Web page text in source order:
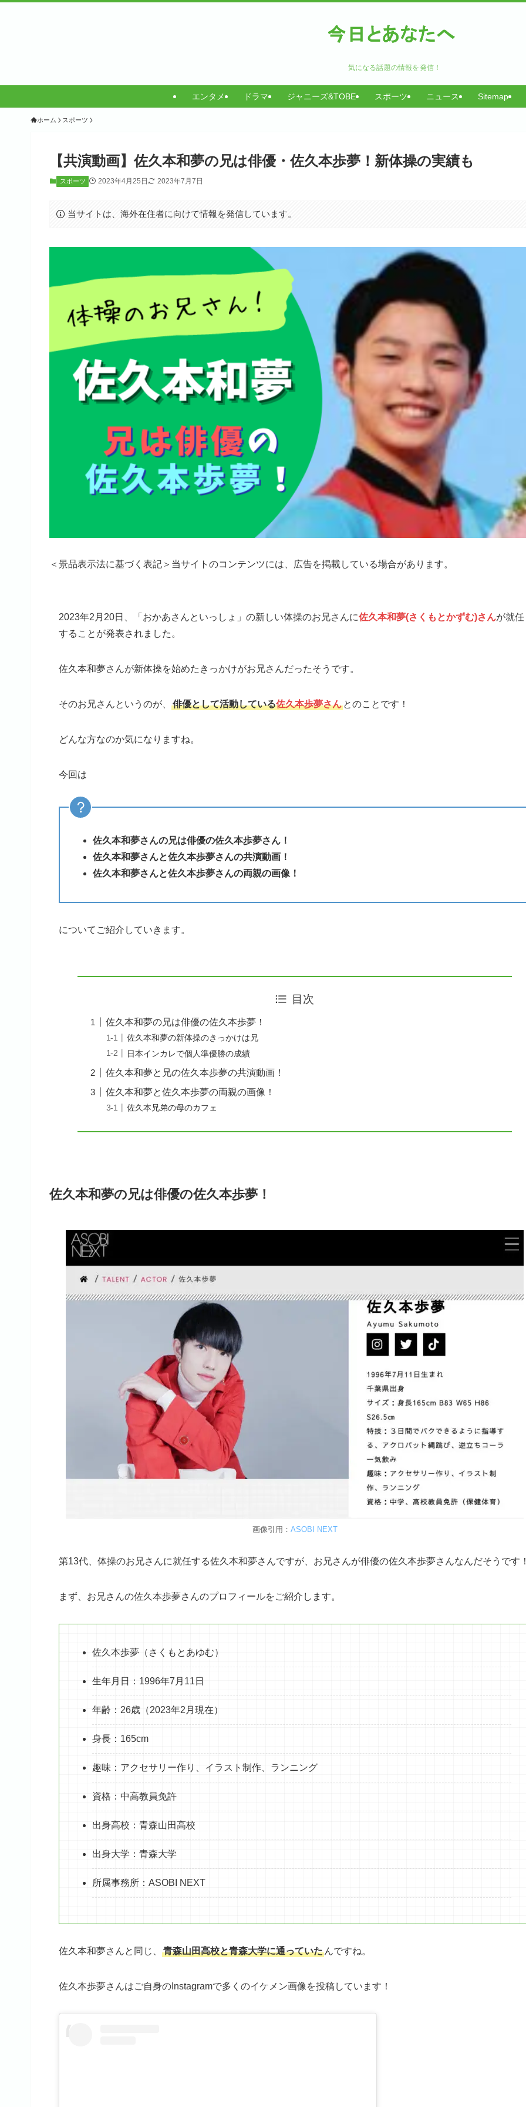
気になる話題の情報を発信！
エンタメ ドラマ ジャニーズ&TOBE スポーツ ニュース Sitemap
ホーム スポーツ
【共演動画】佐久本和夢の兄は俳優・佐久本歩夢！新体操の実績も
スポーツ 2023年4月25日 2023年7月7日
当サイトは、海外在住者に向けて情報を発信しています。
＜景品表示法に基づく表記＞当サイトのコンテンツには、広告を掲載している場合があります。
2023年2月20日、「おかあさんといっしょ」の新しい体操のお兄さんに佐久本和夢(さくもとかずむ)さんが就任
することが発表されました。
佐久本和夢さんが新体操を始めたきっかけがお兄さんだったそうです。
そのお兄さんというのが、 俳優として活動している佐久本歩夢さん とのことです！
どんな方なのか気になりますね。
今回は
佐久本和夢さんの兄は俳優の佐久本歩夢さん！
佐久本和夢さんと佐久本歩夢さんの共演動画！
佐久本和夢さんと佐久本歩夢さんの両親の画像！
についてご紹介していきます。
目次
佐久本和夢の兄は俳優の佐久本歩夢！
佐久本和夢の新体操のきっかけは兄
日本インカレで個人準優勝の成績
佐久本和夢と兄の佐久本歩夢の共演動画！
佐久本和夢と佐久本歩夢の両親の画像！
佐久本兄弟の母のカフェ
佐久本和夢の兄は俳優の佐久本歩夢！
画像引用： ASOBI NEXT
第13代、体操のお兄さんに就任する佐久本和夢さんですが、お兄さんが俳優の佐久本歩夢さんなんだそうです
まず、お兄さんの佐久本歩夢さんのプロフィールをご紹介します。
佐久本歩夢（さくもとあゆむ）
生年月日：1996年7月11日
年齢：26歳（2023年2月現在）
身長：165cm
趣味：アクセサリー作り、イラスト制作、ランニング
資格：中高教員免許
出身高校：青森山田高校
出身大学：青森大学
所属事務所：ASOBI NEXT
佐久本和夢さんと同じ、 青森山田高校と青森大学に通っていたんですね。
佐久本歩夢さんはご自身のInstagramで多くのイケメン画像を投稿しています！